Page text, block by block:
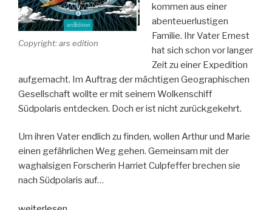
Copyright: ars edition
kommen aus einer
abenteuerlustigen
Familie. Ihr Vater Ernest
hat sich schon vor langer
Zeit zu einer Expedition
aufgemacht. Im Auftrag der mächtigen Geographischen
Gesellschaft wollte er mit seinem Wolkenschiff
Südpolaris entdecken. Doch er ist nicht zurückgekehrt.
Um ihren Vater endlich zu finden, wollen Arthur und Marie
einen gefährlichen Weg gehen. Gemeinsam mit der
waghalsigen Forscherin Harriet Culpfeffer brechen sie
nach Südpolaris auf…